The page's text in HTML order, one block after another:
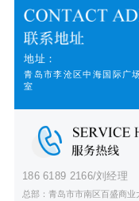
地址：
青岛市李沧区中海国际广
室
186 6189 2166/刘经理
总部：青岛市市南区百盛商业